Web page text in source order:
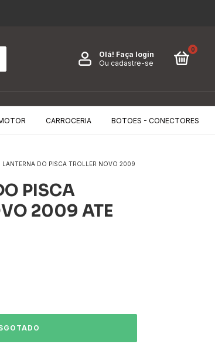
Olá! Faça login
Ou cadastre-se
0
CARROCERIA BOTOES - CONECTORES
LANTERNA DO PISCA TROLLER NOVO 2009
PISCA
2009 ATE